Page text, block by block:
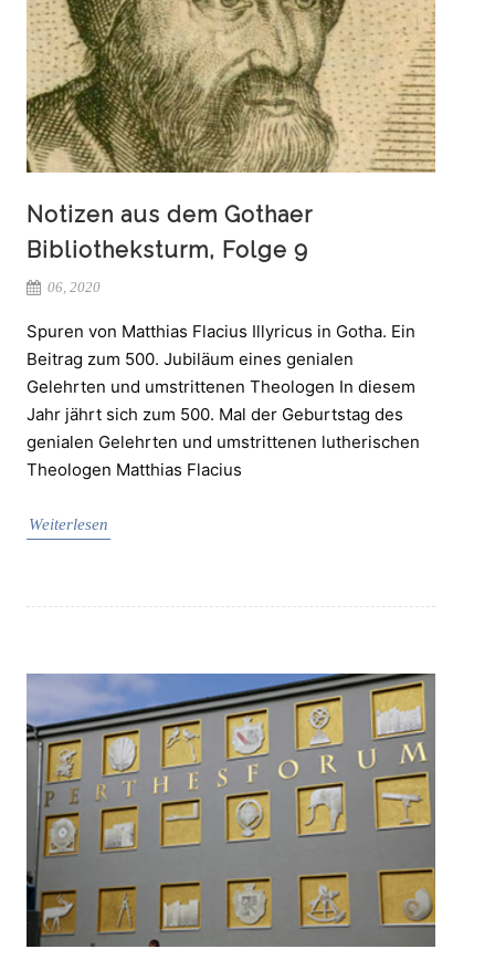
Notizen aus dem Gothaer
Bibliotheksturm, Folge 9
06, 2020
Spuren von Matthias Flacius Illyricus in Gotha. Ein
Beitrag zum 500. Jubiläum eines genialen
Gelehrten und umstrittenen Theologen In diesem
Jahr jährt sich zum 500. Mal der Geburtstag des
genialen Gelehrten und umstrittenen lutherischen
Theologen Matthias Flacius
Weiterlesen